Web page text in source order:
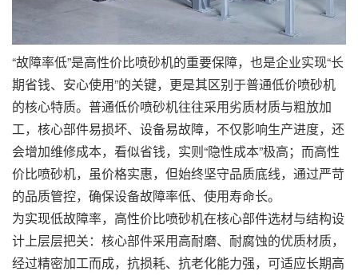
“故障率低”是高性价比喷砂机的重要保障，也是企业实现“长
期省钱、安心使用”的关键，更是其区别于普通低价喷砂机
的核心特质。普通低价喷砂机往往采用劣质材质与粗放加
工，核心部件易损坏、设备易故障，不仅影响生产进度，还
会增加维修成本，看似省钱，实则“隐性成本”极高；而高性
价比喷砂机，虽价格实惠，但始终坚守品质底线，通过严苛
的品质管控，确保设备故障率低、使用寿命长。
为实现低故障率，高性价比喷砂机在核心部件选材与结构设
计上层层把关：核心部件采用高耐磨、耐腐蚀的优质材质，
经过精密加工而成，抗损耗、抗老化能力强，可适应长期高